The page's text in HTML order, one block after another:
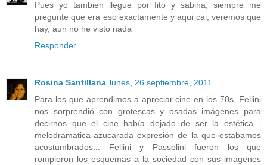
Pues yo tambien llegue por fito y sabina, siempre me
pregunte que era eso exactamente y aqui cai, veremos que
hay, aun no he visto nada
Responder
Rosina Santillana lunes, 26 septiembre, 2011
Para los que aprendimos a apreciar cine en los 70s, Fellini
nos sorprendió con grotescas y osadas imágenes para
decirnos que el cine había dejado de ser la estética -
melodramatica-azucarada expresión de la que estabamos
acostumbrados... Fellini y Passolini fueron los que
rompieron los esquemas a la sociedad con sus imagenes